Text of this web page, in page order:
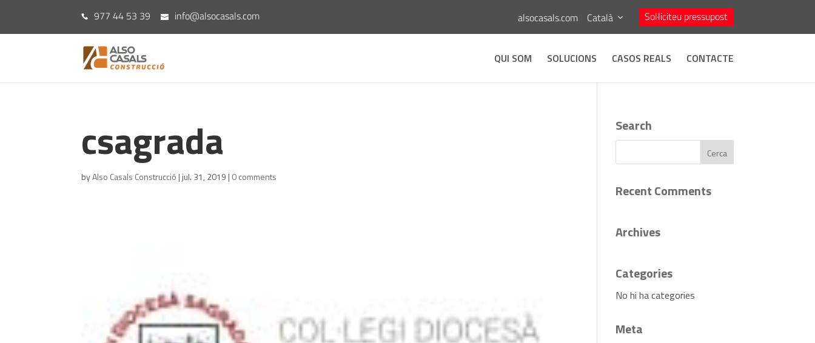
977 44 53 39 info@alsocasals.com alsocasals.com Sol·liciteu pressupost
Català
QUI SOM SOLUCIONS CASOS REALS CONTACTE
csagrada
byAlso Casals Construcció | jul. 31, 2019 | 0 comments
Search
Recent Comments
Archives
Categories
No hi ha categories
Meta